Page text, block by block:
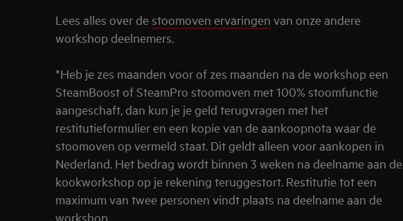
Lees alles over de stoomoven ervaringen van onze andere
workshop deelnemers.
*Heb je zes maanden voor of zes maanden na de workshop een
SteamBoost of SteamPro stoomoven met 100% stoomfunctie
aangeschaft, dan kun je je geld terugvragen met het
restitutieformulier en een kopie van de aankoopnota waar de
stoomoven op vermeld staat. Dit geldt alleen voor aankopen in
Nederland. Het bedrag wordt binnen 3 weken na deelname aan de
kookworkshop op je rekening teruggestort. Restitutie tot een
maximum van twee personen vindt plaats na deelname aan de
workshop.